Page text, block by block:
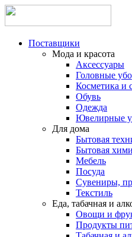
Поставщики
Мода и красота
Аксессуары
Головные
Косметика и
Обувь
Одежда
Ювелирные
Для дома
Бытовая
Бытовая
Мебель
Посуда
Сувениры,
Текстиль
Еда, табачная и
Овощи и
Продукты